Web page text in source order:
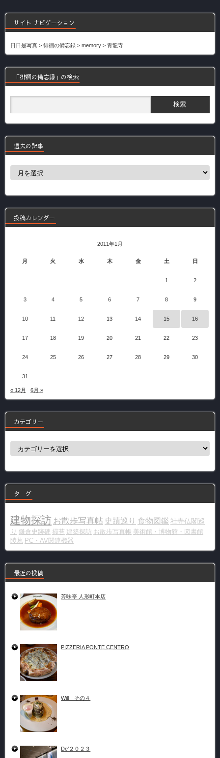
サイト ナビゲーション
日日是写真 > 徘徊の備忘録 > memory > 青龍寺
「徘徊の備忘録」の検索
過去の記事
過
事
投稿カレンダー
2011年1月
月 火 水 木 金 土 日
1 2
3 4 5 6 7 8 9
10 11 12 13 14 15 16
17 18 19 20 21 22 23
24 25 26 27 28 29 30
31
« 12月 6月 »
カテゴリー
カ
ー
タ グ
建物探訪 お散歩写真帖 史蹟巡り 食物図鑑 社寺仏閣巡
り 鎌倉史跡碑 掃苔 建築探訪 お散歩写真帳 美術館・博物館・図書館
陵墓 PC・AV関連機器
最近の投稿
芳味亭 人形町本店
PIZZERIA PONTE CENTRO
Will その４
De’２０２３